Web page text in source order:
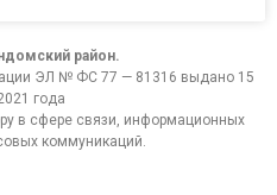
район.
ЭЛ № ФС 77 — 81316 выдано 15
года
в сфере связи, информационных
коммуникаций.